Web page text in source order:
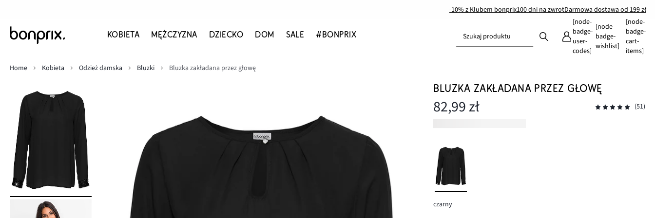
-10% z Klubem bonprix100 dni na zwrotDarmowa dostawa od 199 zł
KOBIETA MĘŻCZYZNA DZIECKO DOM SALE #BONPRIX Szukaj produktu
[node-
badge-
user-
codes]
[node-
badge-
wishlist]
[node-
badge-
cart-
items]
Home
Kobieta Odzież damska Bluzki Bluzka zakładana przez głowę
BLUZKA ZAKŁADANA PRZEZ GŁOWĘ
82,99 zł (51)
czarny